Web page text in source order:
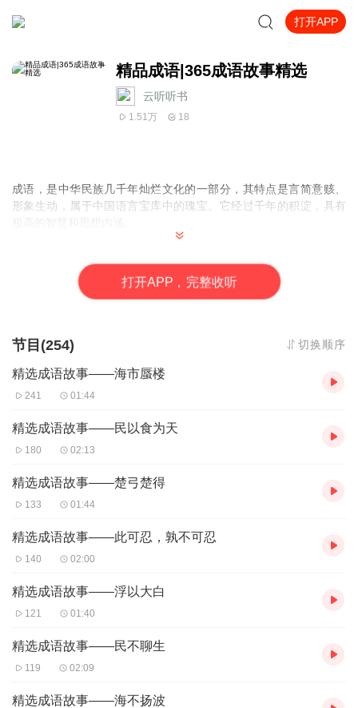
打开APP
精品成语|365成语故事精选
云听听书
1.51万 18
成语，是中华民族几千年灿烂文化的一部分，其特点是言简意赅、
形象生动，属于中国语言宝库中的瑰宝。它经过千年的积淀，具有
掌握一定数量的成语并恰当地运用，可以让人的语言表达起到事半
功倍的效果，让交流、沟通妙语如珠，有声有色。
让孩子学会巧妙地运用成语，尤其能提高孩子的写作能力，让孩子
写起作文来妙笔生花，文采飞扬，充满哲理。
3. 增长智慧
的民族特色。让孩子学习成语，不仅可以提高孩子的语文学习成
精选常用成语典故故事和由来，让学习更加有趣，真正实现寓教于
乐的效果
打开APP，完整收听
节目(254) 切换顺序
精选成语故事——海市蜃楼
241 01:44
精选成语故事——民以食为天
180 02:13
精选成语故事——楚弓楚得
133 01:44
精选成语故事——此可忍，孰不可忍
140 02:00
精选成语故事——浮以大白
121 01:40
精选成语故事——民不聊生
119 02:09
精选成语故事——海不扬波